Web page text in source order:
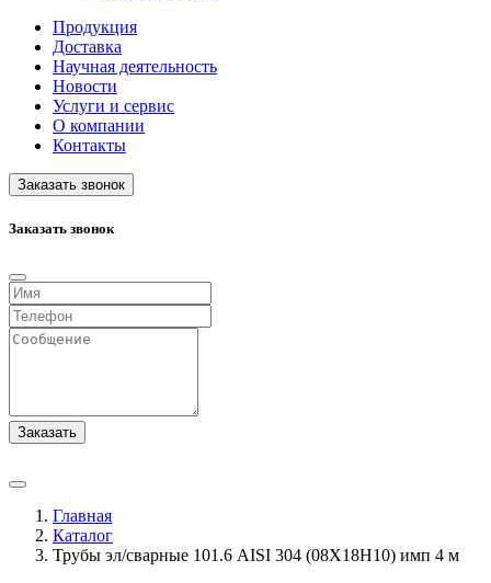
Продукция
Доставка
Научная деятельность
Новости
Услуги и сервис
О компании
Контакты
Заказать звонок
Заказать звонок
Заказать
Главная
Каталог
Трубы эл/сварные 101.6 AISI 304 (08Х18Н10) имп 4 м